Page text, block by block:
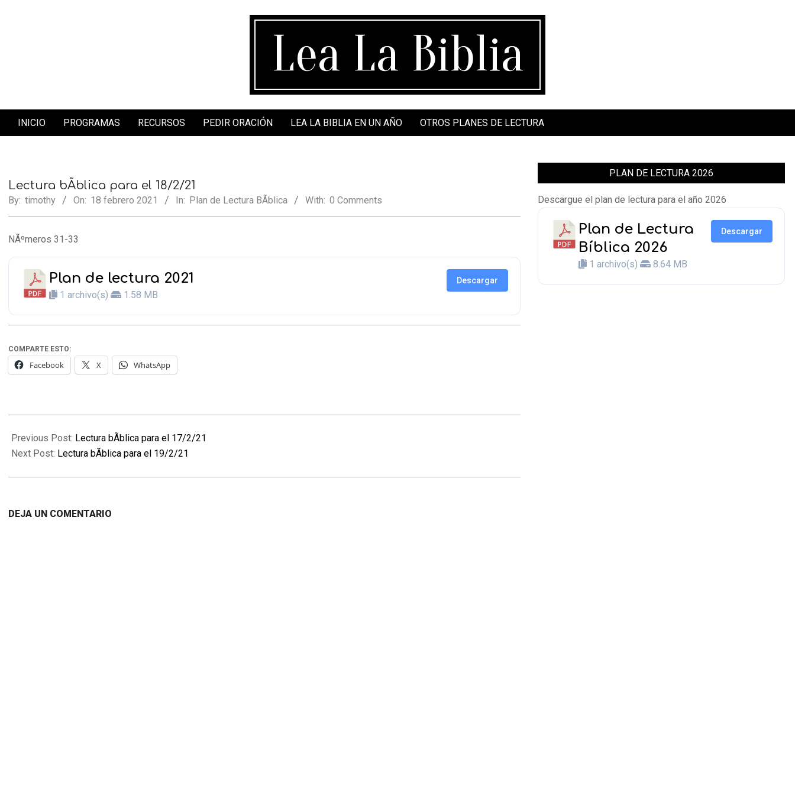
Lea La Biblia
Secondary
INICIO PROGRAMAS RECURSOS PEDIR ORACIÓN LEA LA BIBLIA EN UN AÑO OTROS PLANES DE LECTURA
Lectura bÃ­blica para el 18/2/21
By: timothy On: 18 febrero 2021 In: Plan de Lectura BÃ­blica With: 0 Comments
NÃºmeros 31-33
Plan de lectura 2021
1 archivo(s) 1.58 MB
Descargar
COMPARTE ESTO:
Facebook X WhatsApp
02-
18
Previous Post: Lectura bÃ­blica para el 17/2/21
Next Post: Lectura bÃ­blica para el 19/2/21
DEJA UN COMENTARIO
PLAN DE LECTURA 2026
Descargue el plan de lectura para el año 2026
Plan de Lectura
Bíblica 2026
1 archivo(s) 8.64 MB
Descargar